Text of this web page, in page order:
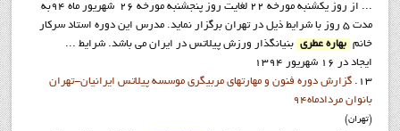
... از روز يکشنبه مورخه 22 لغايت روز پنجشنبه مورخه 26 شهريور ماه 94به
مدت 5 روز با شرايط ذيل در تهران برگزار نمايد. مدرس اين دوره استاد سرکار
خانم
بهاره عطري بنيانگذار ورزش پيلاتس در ايران مي باشد. شرايط ...
ایجاد در 16 شهریور 1394
13.
گزارش دوره فنون و مهارتهاي مربيگري موسسه پيلاتس ايرانيان-تهران
بانوان مردادماه94
(تهران)